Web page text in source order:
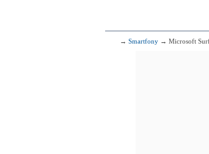
→ Smartfony → Microsoft